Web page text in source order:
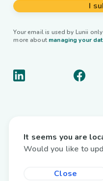
I
Your email is used by Lunii
more about managing your
Useful links
It seems you are
Would you like to
Close